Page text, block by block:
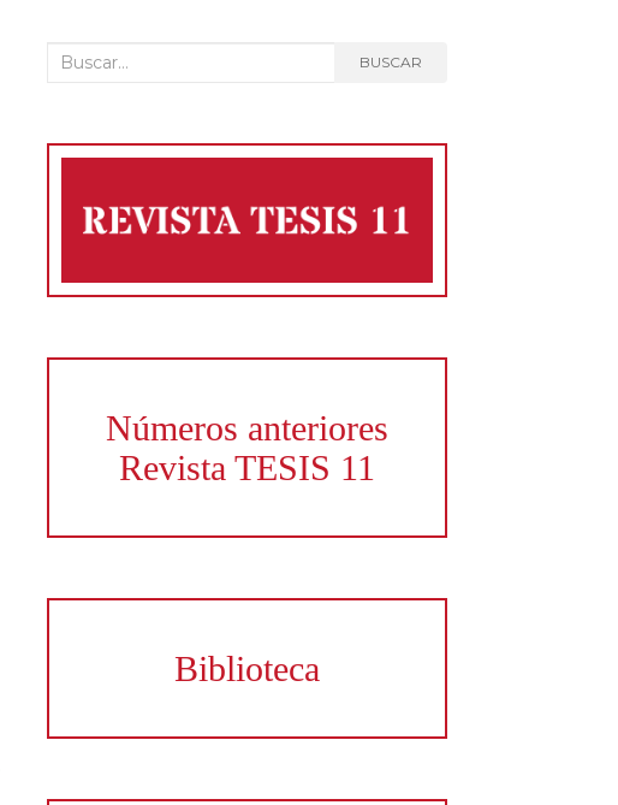
Buscar: BUSCAR
Números anteriores
Revista TESIS 11
Biblioteca